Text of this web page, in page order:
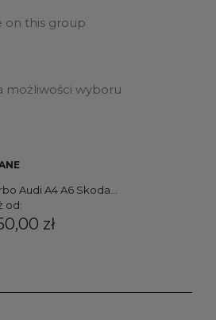
on this group
możliwości wyboru
Audi A4 A6 Skoda...
od:
zł